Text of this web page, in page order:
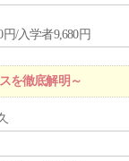
円/入学者9,680円
を徹底解明～